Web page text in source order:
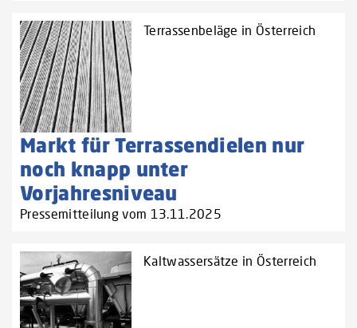
Terrassenbeläge in Österreich
Markt für Terrassendielen nur
noch knapp unter
Vorjahresniveau
Pressemitteilung vom 13.11.2025
Kaltwassersätze in Österreich